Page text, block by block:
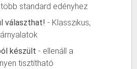
standard edényhez
választhat! - Klasszikus,
készült - ellenáll a
tisztítható